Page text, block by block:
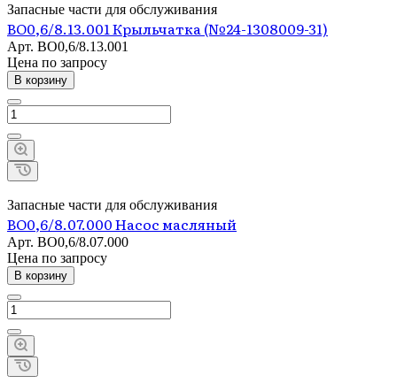
Запасные части для обслуживания
ВО0,6/8.13.001 Крыльчатка (№24-1308009-31)
Арт. ВО0,6/8.13.001
Цена по запросу
В корзину
Запасные части для обслуживания
ВО0,6/8.07.000 Насос масляный
Арт. ВО0,6/8.07.000
Цена по запросу
В корзину